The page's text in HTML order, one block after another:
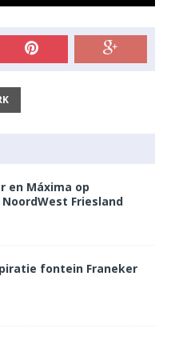
en Máxima op
Friesland
fontein Franeker